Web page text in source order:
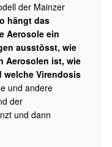
der Mainzer
hängt das
Aerosole ein
ausstösst, wie
Aerosolen ist, wie
welche Virendosis
und andere
der
und dann